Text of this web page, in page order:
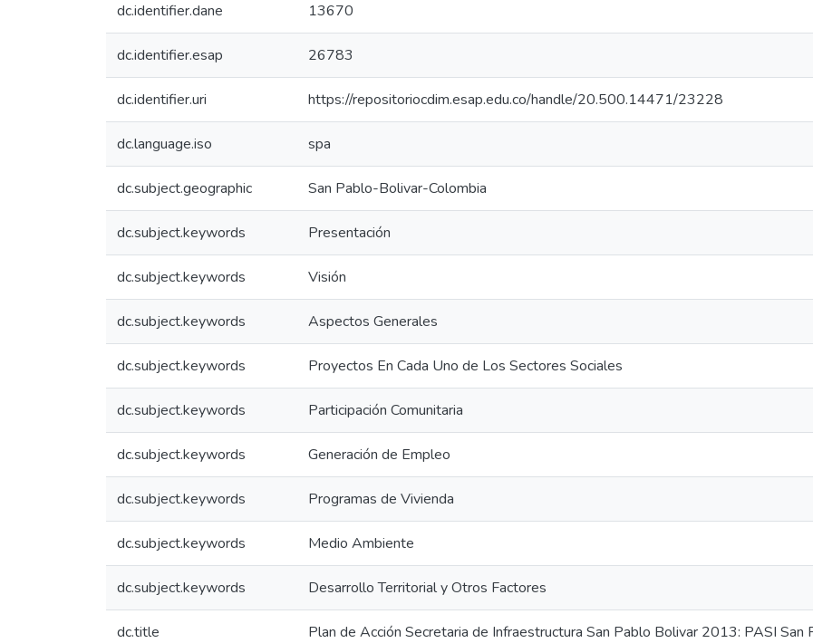
dc.identifier.dane 13670
dc.identifier.esap 26783
dc.identifier.uri https://repositoriocdim.esap.edu.co/handle/20.500.14471/23228
dc.language.iso spa
dc.subject.geographic San Pablo-Bolivar-Colombia
dc.subject.keywords Presentación
dc.subject.keywords Visión
dc.subject.keywords Aspectos Generales
dc.subject.keywords Proyectos En Cada Uno de Los Sectores Sociales
dc.subject.keywords Participación Comunitaria
dc.subject.keywords Generación de Empleo
dc.subject.keywords Programas de Vivienda
dc.subject.keywords Medio Ambiente
dc.subject.keywords Desarrollo Territorial y Otros Factores
dc.title Plan de Acción Secretaria de Infraestructura San Pablo Bolivar 2013: PASI